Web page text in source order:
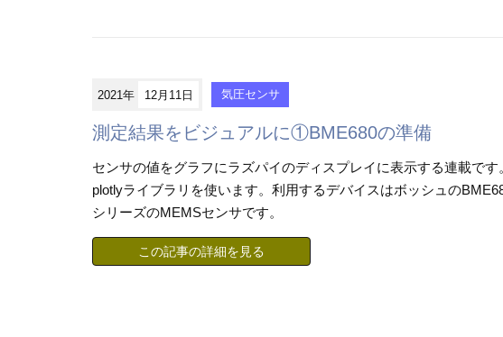
2021年 12月11日 気圧センサ
測定結果をビジュアルに①BME680の準備
センサの値をグラフにラズパイのディスプレイに表示する連載です
plotlyライブラリを使います。利用するデバイスはボッシュの
シリーズのMEMSセンサです。
この記事の詳細を見る